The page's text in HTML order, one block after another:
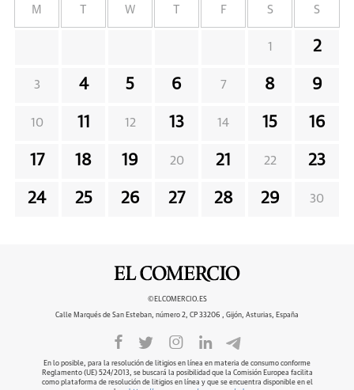
M W F S S
1 2
3 4 5 6 7 8 9
10 11 12 13 14 15 16
17 18 19 20 21 22 23
24 25 26 27 28 29 30
©ELCOMERCIO.ES
Calle Marqués de San Esteban, número 2, CP 33206 , Gijón, Asturias, España
En lo posible, para la resolución de litigios en línea en materia de consumo conforme
Reglamento (UE) 524/2013, se buscará la posibilidad que la Comisión Europea facilita
como plataforma de resolución de litigios en línea y que se encuentra disponible en el